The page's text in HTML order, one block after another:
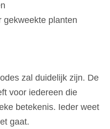
gekweekte planten
zal duidelijk zijn. De
voor iedereen die
betekenis. Ieder weet
gaat.